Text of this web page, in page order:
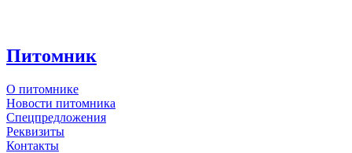
Питомник
О питомнике
Новости питомника
Спецпредложения
Реквизиты
Контакты